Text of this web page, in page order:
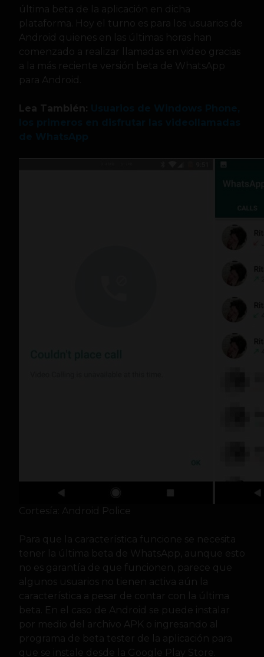
última beta de la aplicación en dicha
plataforma. Hoy el turno es para los usuarios de
Android quienes en las últimas horas han
comenzado a realizar llamadas en video gracias
a la más reciente versión beta de WhatsApp
para Android.
Lea También:
Cortesía: Android Police
Para que la característica funcione se necesita
tener la última beta de WhatsApp, aunque esto
no es garantía de que funcionen, parece que
algunos usuarios no tienen activa aún la
característica a pesar de contar con la última
beta. En el caso de Android se puede instalar
por medio del archivo APK o ingresando al
programa de beta tester de la aplicación para
que se instale desde la Google Play Store.